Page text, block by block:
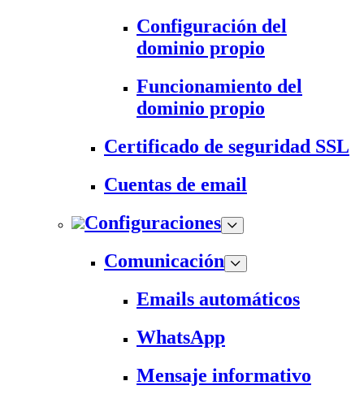
Configuración del
dominio propio
Funcionamiento del
dominio propio
Certificado de seguridad SSL
Cuentas de email
Configuraciones
Comunicación
Emails automáticos
WhatsApp
Mensaje informativo